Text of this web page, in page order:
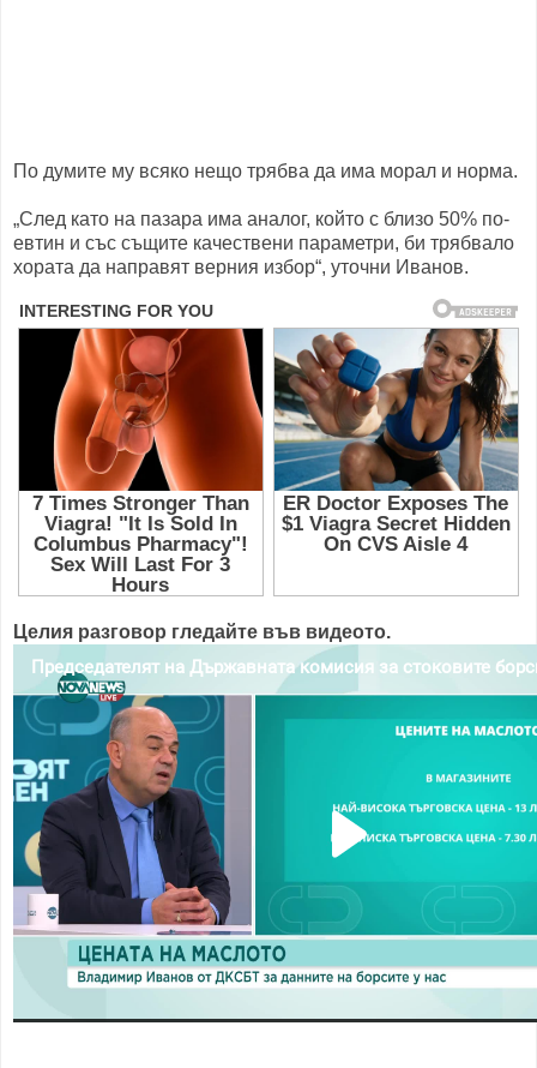
По думите му всяко нещо трябва да има морал и норма.
„След като на пазара има аналог, който с близо 50% по-
евтин и със същите качествени параметри, би трябвало
хората да направят верния избор“, уточни Иванов.
Целия разговор гледайте във видеото.